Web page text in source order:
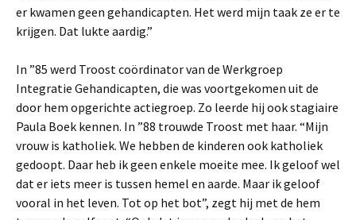
er kwamen geen gehandicapten. Het werd mijn taak ze er te
krijgen. Dat lukte aardig.”
In ”85 werd Troost coördinator van de Werkgroep
Integratie Gehandicapten, die was voortgekomen uit de
door hem opgerichte actiegroep. Zo leerde hij ook stagiaire
Paula Boek kennen. In ”88 trouwde Troost met haar. “Mijn
vrouw is katholiek. We hebben de kinderen ook katholiek
gedoopt. Daar heb ik geen enkele moeite mee. Ik geloof wel
dat er iets meer is tussen hemel en aarde. Maar ik geloof
vooral in het leven. Tot op het bot”, zegt hij met de hem